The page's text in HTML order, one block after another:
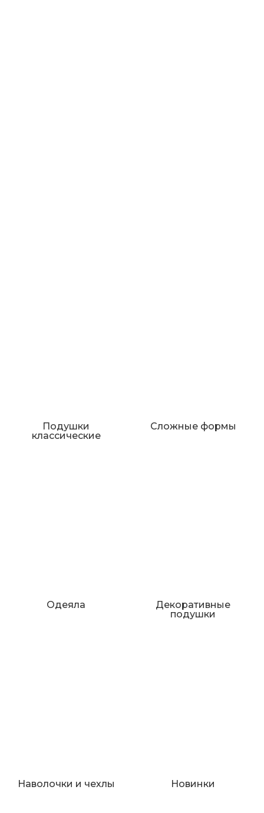
Подушки
классические
Сложные формы
Одеяла
Декоративные
подушки
Наволочки и чехлы Новинки